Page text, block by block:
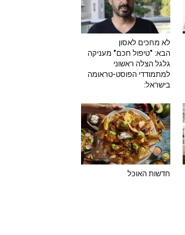
לא מחכים לאסון
הבא: "טיפול חכם" מעניקה
גלגל הצלה ראשוני
למתמודדי הפוסט-טראומה
בישראל:
חדשות האוכל